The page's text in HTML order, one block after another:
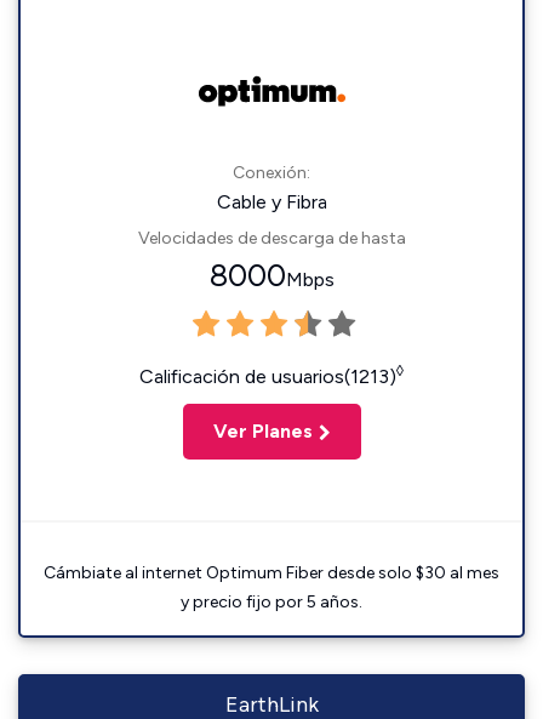
Conexión:
Cable y Fibra
Velocidades de descarga de hasta
8000Mbps
Calificación de usuarios(1213)◊
Ver Planes
Cámbiate al internet Optimum Fiber desde solo $30 al mes
y precio fijo por 5 años.
EarthLink